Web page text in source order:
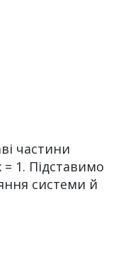
частини
= 1. Підставимо
системи й